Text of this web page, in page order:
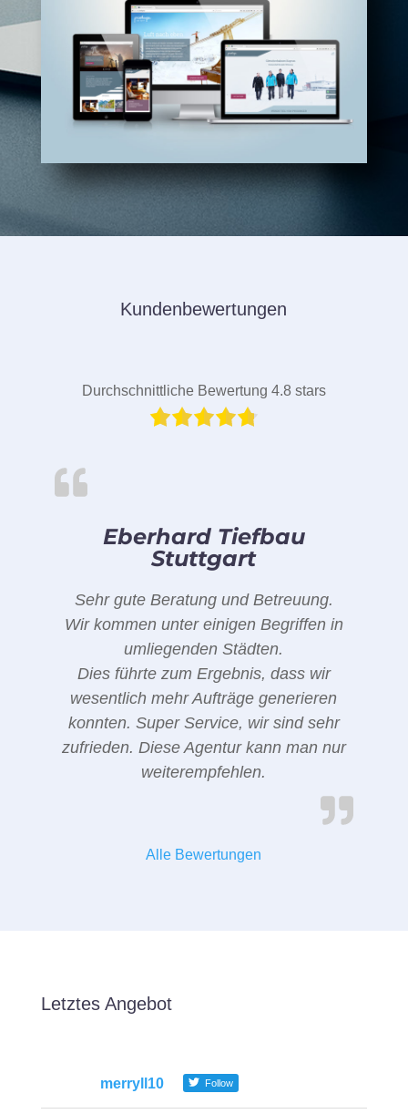
Kundenbewertungen
Durchschnittliche Bewertung 4.8 stars
Eberhard Tiefbau
Stuttgart
Sehr gute Beratung und Betreuung.
Wir kommen unter einigen Begriffen in
umliegenden Städten.
Dies führte zum Ergebnis, dass wir
wesentlich mehr Aufträge generieren
konnten. Super Service, wir sind sehr
zufrieden. Diese Agentur kann man nur
weiterempfehlen.
Alle Bewertungen
Letztes Angebot
merryll10 Follow